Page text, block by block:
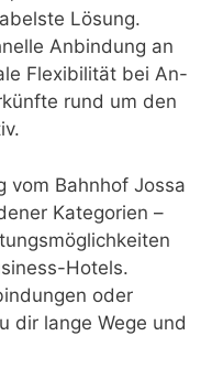
Lösung.
Anbindung an
Flexibilität bei An-
rund um den
vom Bahnhof Jossa
Kategorien –
Hotels.
oder
dir lange Wege und